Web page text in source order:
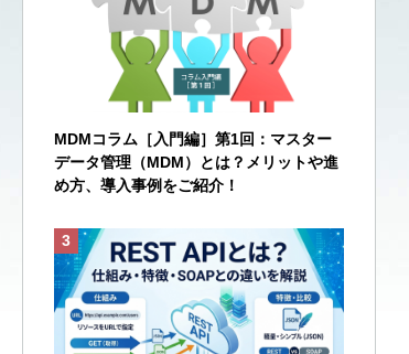
MDMコラム［入門編］第1回：マスター
データ管理（MDM）とは？メリットや進
め方、導入事例をご紹介！